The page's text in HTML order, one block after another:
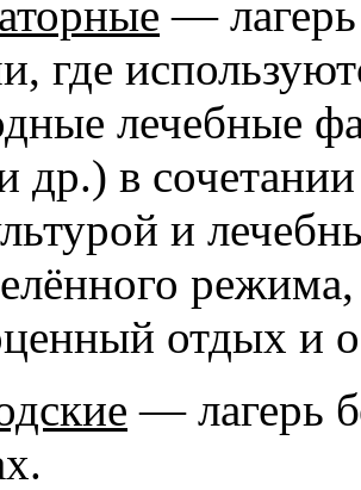
—
где
лечебные
др.) в
и
отдых и
— лагерь